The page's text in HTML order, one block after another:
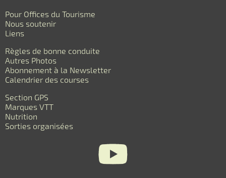
Pour Offices du Tourisme
Nous soutenir
Liens
Règles de bonne conduite
Autres Photos
Abonnement à la Newsletter
Calendrier des courses
Section GPS
Marques VTT
Nutrition
Sorties organisées